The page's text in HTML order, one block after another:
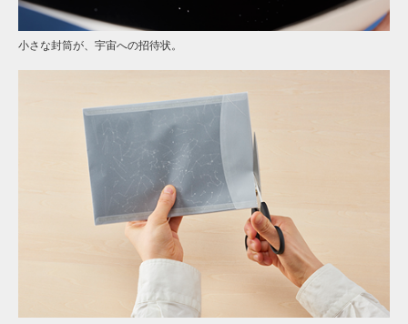
小さな封筒が、宇宙への招待状。